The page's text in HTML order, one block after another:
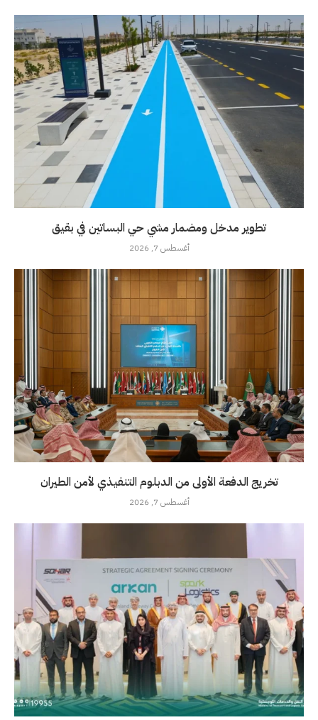
تطوير مدخل ومضمار مشي حي البساتين في بقيق
أغسطس 7, 2026
تخريج الدفعة الأولى من الدبلوم التنفيذي لأمن الطيران
أغسطس 7, 2026